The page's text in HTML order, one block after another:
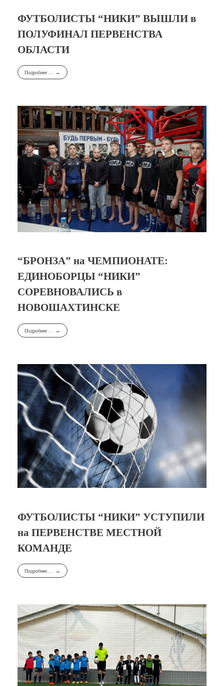
ФУТБОЛИСТЫ “НИКИ” ВЫШЛИ в
ПОЛУФИНАЛ ПЕРВЕНСТВА
ОБЛАСТИ
Подробнее ...
“БРОНЗА” на ЧЕМПИОНАТЕ:
ЕДИНОБОРЦЫ “НИКИ”
СОРЕВНОВАЛИСЬ в
НОВОШАХТИНСКЕ
Подробнее ...
ФУТБОЛИСТЫ “НИКИ” УСТУПИЛИ
на ПЕРВЕНСТВЕ МЕСТНОЙ
КОМАНДЕ
Подробнее ...